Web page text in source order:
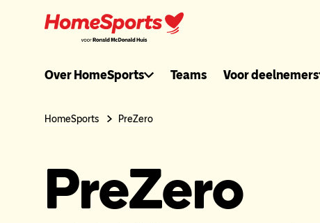
header
menu
Over HomeSports Teams Voor deelnemers
HomeSports PreZero
PreZero